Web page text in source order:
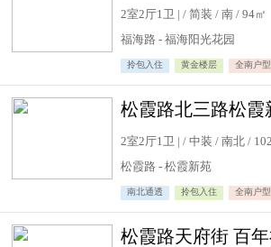
2室2厅1卫 | / 简装 / 南 / 94㎡
福海路 - 福海阳光花园
拎包入住 黄金楼层 全南户型
2室2厅1卫 | / 中装 / 南北 /
松霞路 - 松霞新苑
南北通透 拎包入住 全南户型